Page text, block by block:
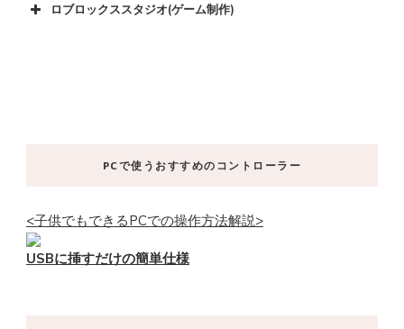
ロブロックススタジオ(ゲーム制作)
PCで使うおすすめのコントローラー
<子供でもできるPCでの操作方法解説>
USBに挿すだけの簡単仕様